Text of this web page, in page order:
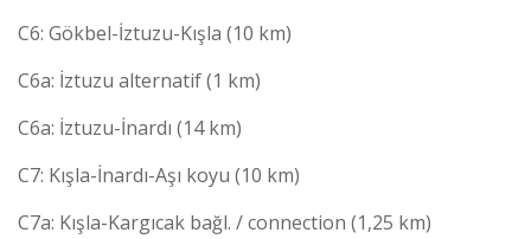
C6: Gökbel-İztuzu-Kışla (10 km)
C6a: İztuzu alternatif (1 km)
C6a: İztuzu-İnardı (14 km)
C7: Kışla-İnardı-Aşı koyu (10 km)
C7a: Kışla-Kargıcak bağl. / connection (1,25 km)